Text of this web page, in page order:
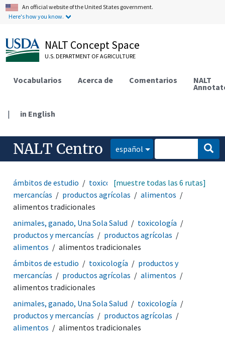
An official website of the United States government.
Here's how you know.
NALT Concept Space
U.S. DEPARTMENT OF AGRICULTURE
Vocabularios Acerca de Comentarios NALT
| in English
NALT Centro español
ámbitos de estudio toxicología
productos y
mercancías
productos agrícolas
alimentos
alimentos tradicionales
[muestre todas las 6 rutas]
animales, ganado, Una Sola Salud
toxicología
productos y mercancías
productos agrícolas
alimentos
alimentos tradicionales
ámbitos de estudio
toxicología
productos y
mercancías
productos agrícolas
alimentos
alimentos tradicionales
animales, ganado, Una Sola Salud
toxicología
productos y mercancías
productos agrícolas
alimentos
alimentos tradicionales